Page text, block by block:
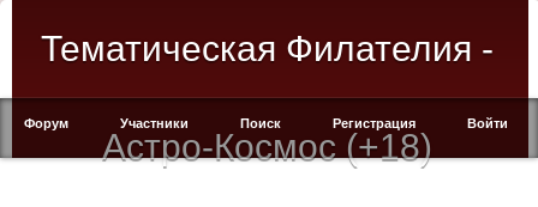
Тематическая Филателия -
Астро-Космос (+18)
Форум Участники Поиск Регистрация Войти